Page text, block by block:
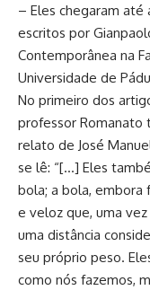
– Eles chegaram até
escritos por
Contemporânea na
Universidade de
No primeiro dos
professor Romanato
relato de José
se lê: “[…] Eles
bola; a bola, embora
e veloz que, uma
uma distância
seu próprio peso.
como nós fazemos,